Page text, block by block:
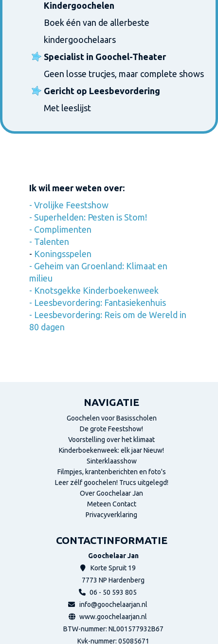
Kindergoochelen
Boek één van de allerbeste
kindergoochelaars
Specialist in Goochel-Theater
Geen losse trucjes, maar complete shows
Gericht op Leesbevordering
Met leeslijst
Ik wil meer weten over:
- Vrolijke Feestshow
- Superhelden: Pesten is Stom!
- Complimenten
- Talenten
- Koningsspelen
- Geheim van Groenland: Klimaat en
milieu
- Knotsgekke Kinderboekenweek
- Leesbevordering: Fantasiekenhuis
- Leesbevordering: Reis om de Wereld in
80 dagen
NAVIGATIE
Goochelen voor Basisscholen
De grote Feestshow!
Voorstelling over het klimaat
Kinderboekenweek: elk jaar Nieuw!
Sinterklaasshow
Filmpjes, krantenberichten en foto's
Leer zélf goochelen! Trucs uitgelegd!
Over Goochelaar Jan
Meteen Contact
Privacyverklaring
CONTACTINFORMATIE
Goochelaar Jan
Korte Spruit 19
7773 NP Hardenberg
06 - 50 593 805
info@goochelaarjan.nl
www.goochelaarjan.nl
BTW-nummer: NL001577932B67
Kvk-nummer: 05085671